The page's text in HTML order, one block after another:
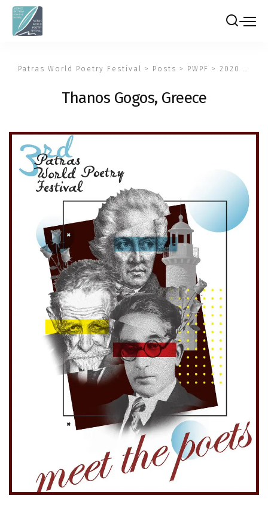
Patras World Poetry Festival > Posts > PWPF > 2020
Thanos Gogos, Greece